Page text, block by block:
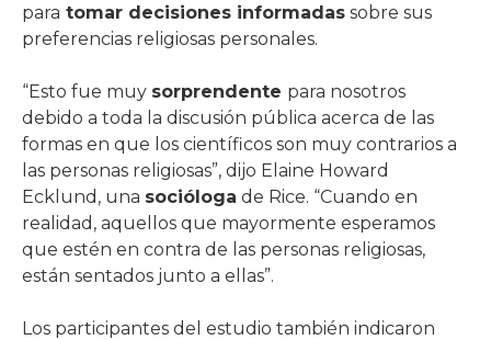
para tomar decisiones informadas sobre sus
preferencias religiosas personales.
“Esto fue muy sorprendente para nosotros
debido a toda la discusión pública acerca de las
formas en que los científicos son muy contrarios a
las personas religiosas”, dijo Elaine Howard
Ecklund, una socióloga de Rice. “Cuando en
realidad, aquellos que mayormente esperamos
que estén en contra de las personas religiosas,
están sentados junto a ellas”.
Los participantes del estudio también indicaron